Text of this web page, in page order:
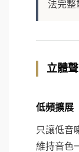
法完整
立體
低頻擴展
只讓低音
維持音色